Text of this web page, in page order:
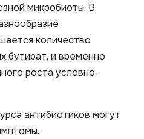
микробиоты. В
количество
бутират, и временно
роста условно-
антибиотиков могут